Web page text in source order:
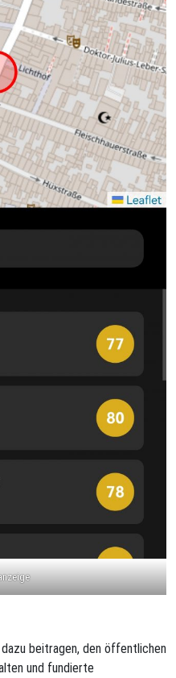
beitragen, den öffentlichen
und fundierte